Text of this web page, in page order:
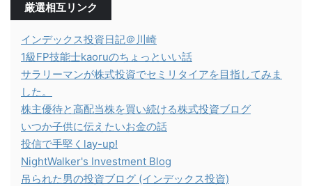
厳選相互リンク
インデックス投資日記＠川崎
1級FP技能士kaoruのちょっといい話
サラリーマンが株式投資でセミリタイアを目指してみま
した。
株主優待と高配当株を買い続ける株式投資ブログ
いつか子供に伝えたいお金の話
投信で手堅くlay-up!
NightWalker's Investment Blog
吊られた男の投資ブログ (インデックス投資)